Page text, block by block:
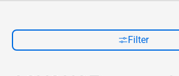
Filter